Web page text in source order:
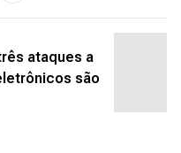
ataques a
são